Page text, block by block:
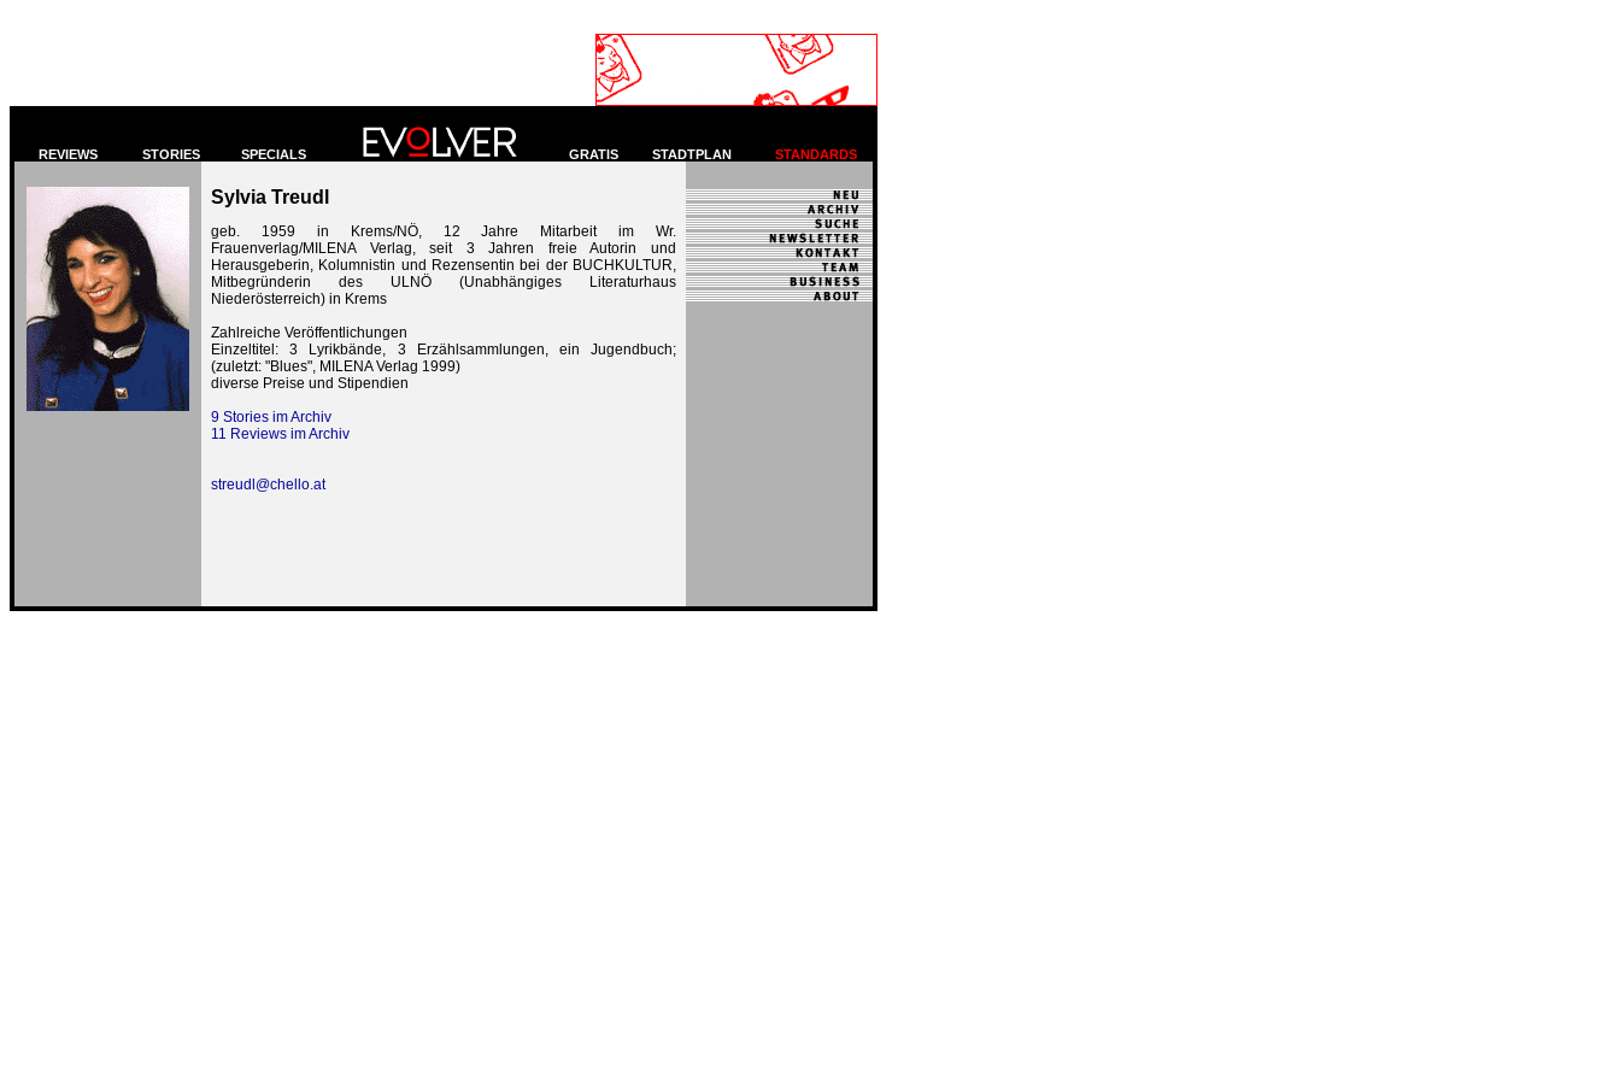
REVIEWS STORIES SPECIALS GRATIS STADTPLAN STANDARDS
Sylvia Treudl
geb. 1959 in Krems/NÖ, 12 Jahre Mitarbeit im Wr.
Frauenverlag/MILENA Verlag, seit 3 Jahren freie Autorin und
Herausgeberin, Kolumnistin und Rezensentin bei der BUCHKULTUR,
Mitbegründerin des ULNÖ (Unabhängiges Literaturhaus
Niederösterreich) in Krems
Zahlreiche Veröffentlichungen
Einzeltitel: 3 Lyrikbände, 3 Erzählsammlungen, ein Jugendbuch;
(zuletzt: "Blues", MILENA Verlag 1999)
diverse Preise und Stipendien
9 Stories im Archiv
11 Reviews im Archiv
streudl@chello.at